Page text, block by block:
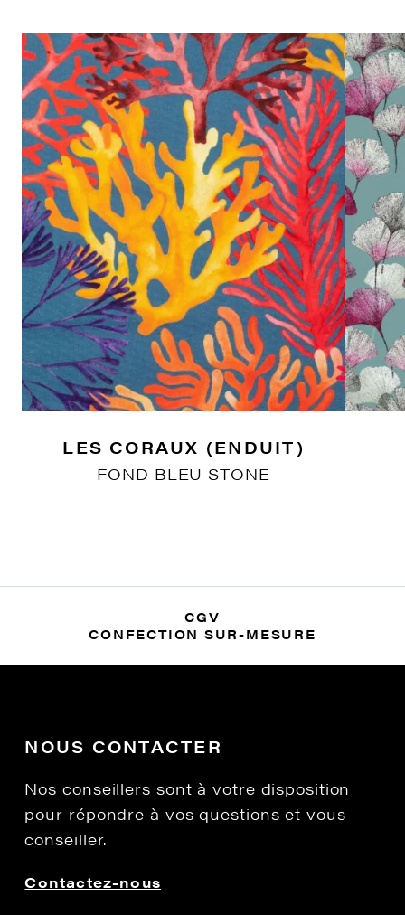
LES CORAUX (ENDUIT)
FOND BLEU STONE
CGV
CONFECTION SUR-MESURE
NOUS CONTACTER
Nos conseillers sont à votre disposition
pour répondre à vos questions et vous
conseiller.
Contactez-nous